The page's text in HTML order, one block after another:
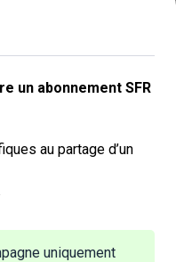
un abonnement SFR
au partage d’un
uniquement